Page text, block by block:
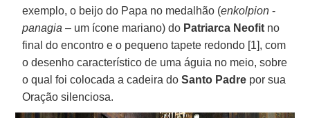
exemplo, o beijo do Papa no medalhão (enkolpion -
panagia – um ícone mariano) do Patriarca Neofit no
final do encontro e o pequeno tapete redondo [1], com
o desenho característico de uma águia no meio, sobre
o qual foi colocada a cadeira doSanto Padre por sua
Oração silenciosa.